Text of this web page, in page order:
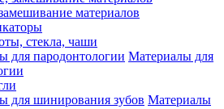
материалов
стекла, чаши
Материалы для
Материалы